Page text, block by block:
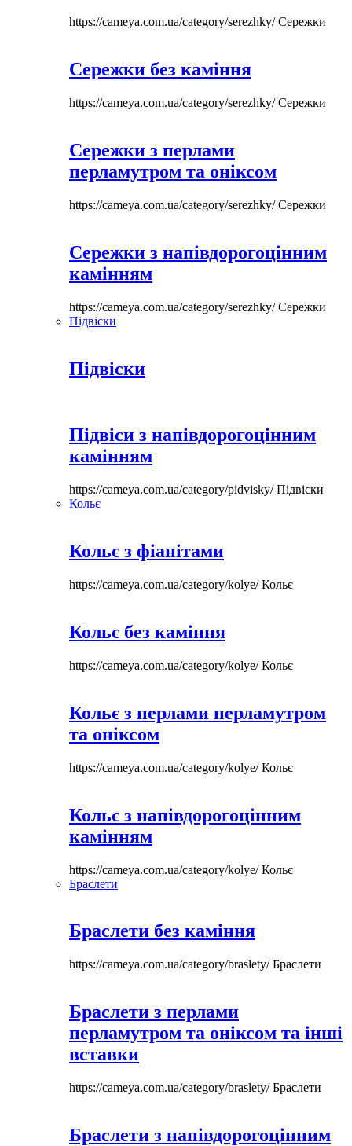
https://cameya.com.ua/category/serezhky/Сережки
Сережки без каміння
https://cameya.com.ua/category/serezhky/Сережки
Сережки з перлами
перламутром та оніксом
https://cameya.com.ua/category/serezhky/Сережки
Сережки з напівдорогоцінним
камінням
https://cameya.com.ua/category/serezhky/Сережки
Підвіски
Підвіски
Підвіси з напівдорогоцінним
камінням
https://cameya.com.ua/category/pidvisky/Підвіски
Кольє
Кольє з фіанітами
https://cameya.com.ua/category/kolye/Кольє
Кольє без каміння
https://cameya.com.ua/category/kolye/Кольє
Кольє з перлами перламутром
та оніксом
https://cameya.com.ua/category/kolye/Кольє
Кольє з напівдорогоцінним
камінням
https://cameya.com.ua/category/kolye/Кольє
Браслети
Браслети без каміння
https://cameya.com.ua/category/braslety/Браслети
Браслети з перлами
перламутром та оніксом та інші
вставки
https://cameya.com.ua/category/braslety/Браслети
Браслети з напівдорогоцінним